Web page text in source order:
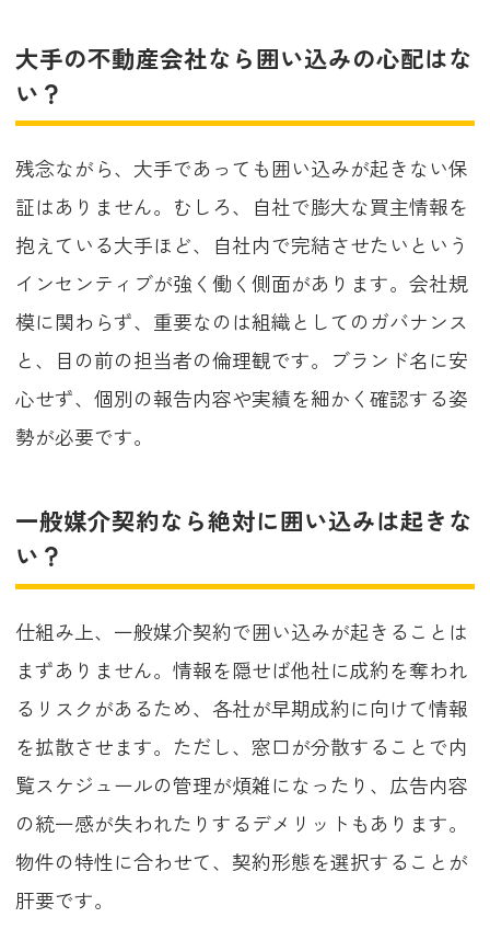
大手の不動産会社なら囲い込みの心配はな
い？
残念ながら、大手であっても囲い込みが起きない保
証はありません。むしろ、自社で膨大な買主情報を
抱えている大手ほど、自社内で完結させたいという
インセンティブが強く働く側面があります。会社規
模に関わらず、重要なのは組織としてのガバナンス
と、目の前の担当者の倫理観です。ブランド名に安
心せず、個別の報告内容や実績を細かく確認する姿
勢が必要です。
一般媒介契約なら絶対に囲い込みは起きな
い？
仕組み上、一般媒介契約で囲い込みが起きることは
まずありません。情報を隠せば他社に成約を奪われ
るリスクがあるため、各社が早期成約に向けて情報
を拡散させます。ただし、窓口が分散することで内
覧スケジュールの管理が煩雑になったり、広告内容
の統一感が失われたりするデメリットもあります。
物件の特性に合わせて、契約形態を選択することが
肝要です。